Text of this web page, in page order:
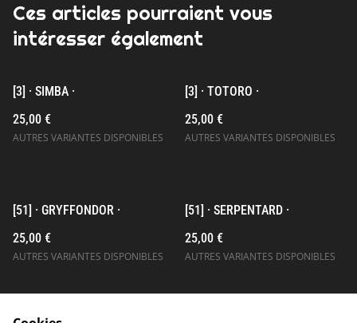
Ces articles pourraient vous
intéresser également
[3] · SIMBA ·
25,00 €
AUTRES VARIANTES DISPONIBLES
[3] · TOTORO ·
25,00 €
AUTRES VARIANTES DISPONIBLES
[51] · GRYFFONDOR ·
25,00 €
AUTRES VARIANTES DISPONIBLES
[51] · SERPENTARD ·
25,00 €
AUTRES VARIANTES DISPONIBLES